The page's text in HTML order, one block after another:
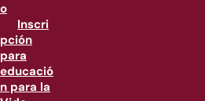
o
Inscri
pción
para
educació
n para la